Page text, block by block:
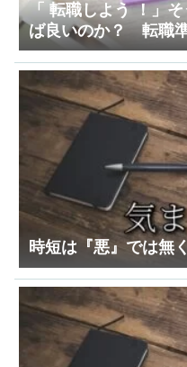
「 転職しよう ！」
ば良いのか？ 転職
時短は『悪』では無